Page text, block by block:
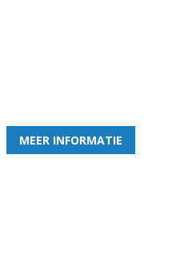
Word nu lid van
en geniet iedere week van het
MEER INFORMATIE